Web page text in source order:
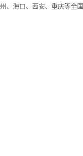
、海口、西安、重庆等全国